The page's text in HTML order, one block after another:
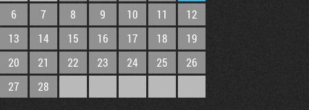
6
7 8 9 10 11
12
13
14 15 16 17 18
19
20
21 22 23 24 25
26
27
28